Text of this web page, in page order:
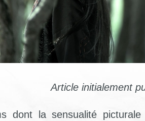
Article initialement
dont la sensualité